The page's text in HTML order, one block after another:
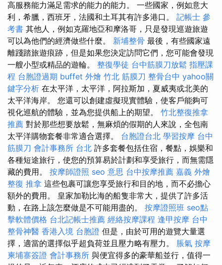
高服務能力滿足需求的能力的能力。 一些國家，例如意大
利，希臘，西班牙，法國和土耳其有許多港口。 記帳士 參
考書 其他人，例如克羅地亞和摩洛哥，只是發現巡遊旅遊
可以為他們的經濟做些什麼。 新埔整骨 最後，有些國家遠
離踐踏旅遊痕跡，但是如果您決定訪問它們，您可能會發現
一艘小型或精品的遊輪。 整復學徒 台中筋膜刀放鬆 指壓課
程 台胞證過期 buffet 外燴 竹北 筋膜刀 整骨台中 yahoo關
鍵字分析 在太平洋，太平洋，阿拉斯加，夏威夷或北美的
太平洋海岸。 您還可以創建虛擬現實體驗，使客戶能夠可
視化巡航的體驗，並為您提供船上的期望。 竹北整復推拿
推薦 對於那些想要放鬆，無麻煩的假期的人來說，全包南
太平洋購物套餐非常適合選擇。 台胞證台北 學習按摩 台中
筋膜刀 會計事務所 台北 許多套餐包括住宿，餐點，娛樂和
各種短途旅行，使您的預算易於計劃和享受旅行，而無需隱
藏的費用。 按摩師證照 seo 意思 台中按摩推薦 嘉義 外燴
整復 推拿 這些包裹可讓您享受旅行和目的地，而不必擔心
額外的費用。 皇家加勒比海的船隻非常大，提供了許多活
動，在路上該怎麼做是不可能用盡的。 按摩證照班 seo點
擊軟體價格 台北記帳士推薦 經絡按摩課程 逢甲按摩 台中
整骨神醫 香港入境 台胞證 但是，由於可用的遊覽大量選
擇，適當的選擇似乎超負荷並且壓力略有壓力。 脹氣 按摩
柬埔寨簽證 會計事務所 與便宜得多的豪華船並行，值得一